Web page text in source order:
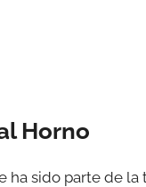
Horno
ha sido parte de